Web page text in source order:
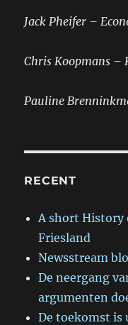
Jack Pheifer –
Chris Koopmans –
Pauline
RECENT
A short History
Friesland
Newsstream
De neergang
argumenten
De toekomst is